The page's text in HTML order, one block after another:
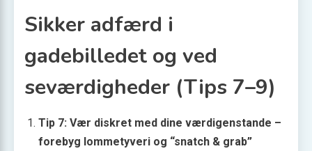
Sikker adfærd i
gadebilledet og ved
seværdigheder (Tips 7–9)
Tip 7: Vær diskret med dine værdigenstande –
forebyg lommetyveri og “snatch & grab”